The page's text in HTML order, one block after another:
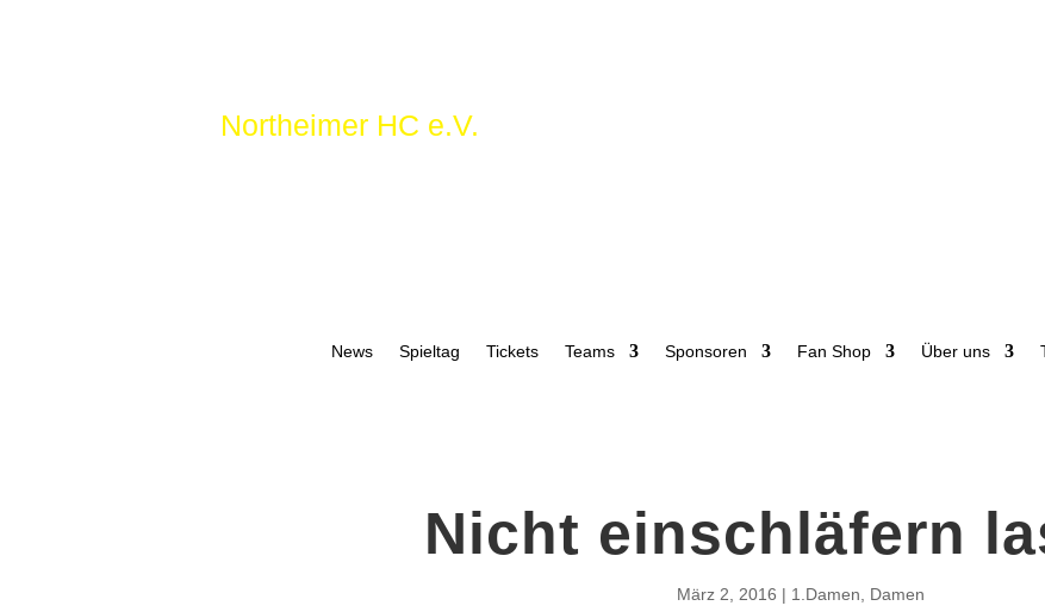
Northeimer HC e.V.
News Spieltag Tickets Teams Sponsoren Fan Shop Über uns
Nicht einschläfern
März 2, 2016 1.Damen Damen